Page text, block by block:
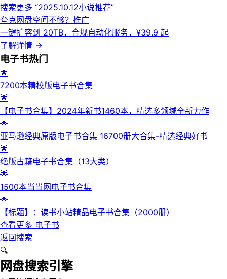
#动画⬇️【评论区可搜索】 | 🔍网盘专搜
搜索更多 “️2025.10.12小说推荐”
夸克网盘空间不够？ 推广
一键扩容到 20TB，合规自动化服务，¥39.9 起
了解详情 →
电子书热门
🌟
7200本精校版电子书合集
🌟
【电子书合集】2024年新书1460本，精选多领域全新力作
🌟
亚马逊经典原版电子书合集 16700册大合集-精选经典好书
🌟
绝版古籍电子书合集（13大类）
🌟
1500本当当网电子书合集
🌟
【标题】：读书小站精品电子书合集（2000册）
查看更多 电子书
返回搜索
🔍
网盘搜索引擎